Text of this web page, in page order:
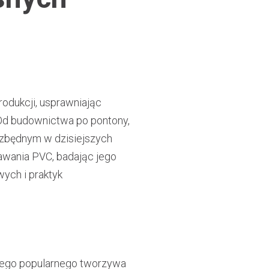
usprawniając
budownictwa po pontony,
w dzisiejszych
PVC, badając jego
i praktyk
popularnego tworzywa